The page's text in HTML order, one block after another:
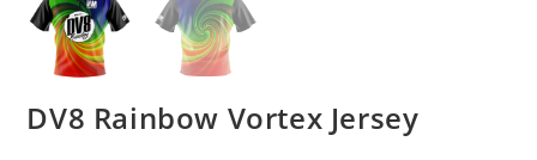
DV8 Rainbow Vortex Jersey